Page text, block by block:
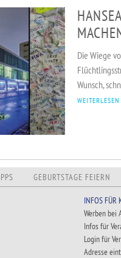
Die Wiege
Wunsch,
WEITERLESEN
GEBURTSTAGE FEIERN
INFOS FÜR
Werben bei
Infos für
Login für
Adresse